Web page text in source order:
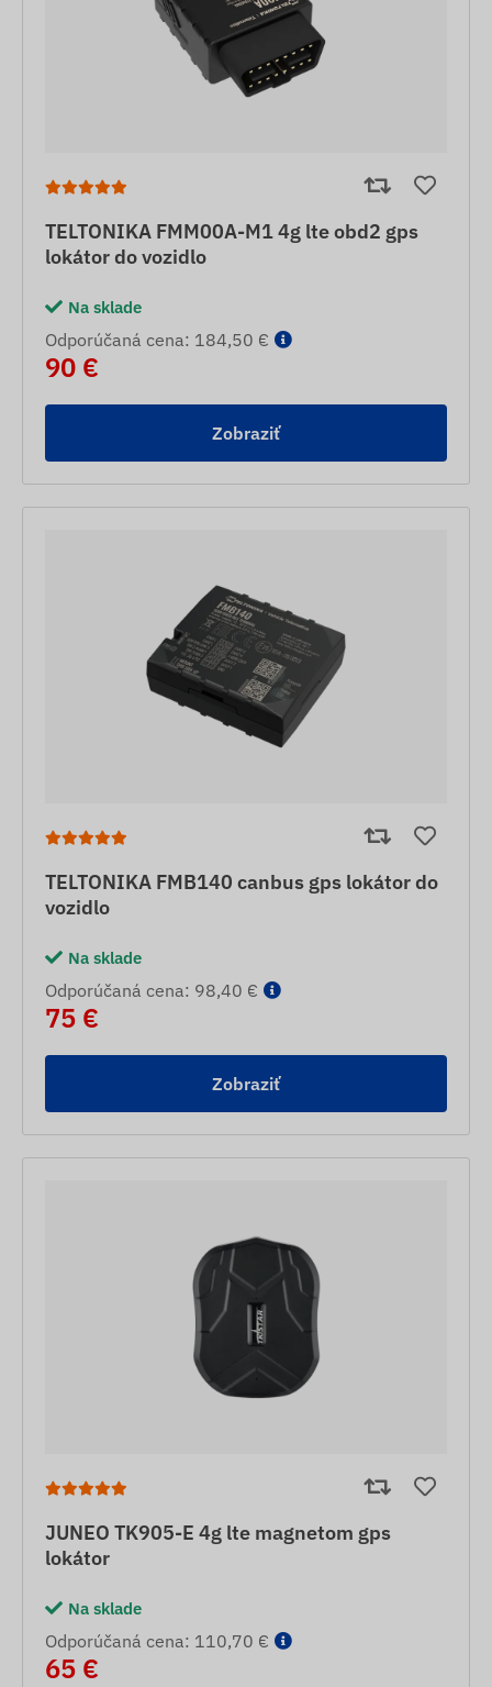
TELTONIKA FMM00A-M1 4g lte obd2 gps
lokátor do vozidlo
Na sklade
Odporúčaná cena: 184,50 €
90 €
Zobraziť
TELTONIKA FMB140 canbus gps lokátor do
vozidlo
Na sklade
Odporúčaná cena: 98,40 €
75 €
Zobraziť
JUNEO TK905-E 4g lte magnetom gps
lokátor
Na sklade
Odporúčaná cena: 110,70 €
65 €